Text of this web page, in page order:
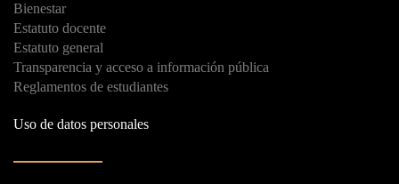
Bienestar
Estatuto docente
Estatuto general
Transparencia y acceso a información pública
Reglamentos de estudiantes
Uso de datos personales